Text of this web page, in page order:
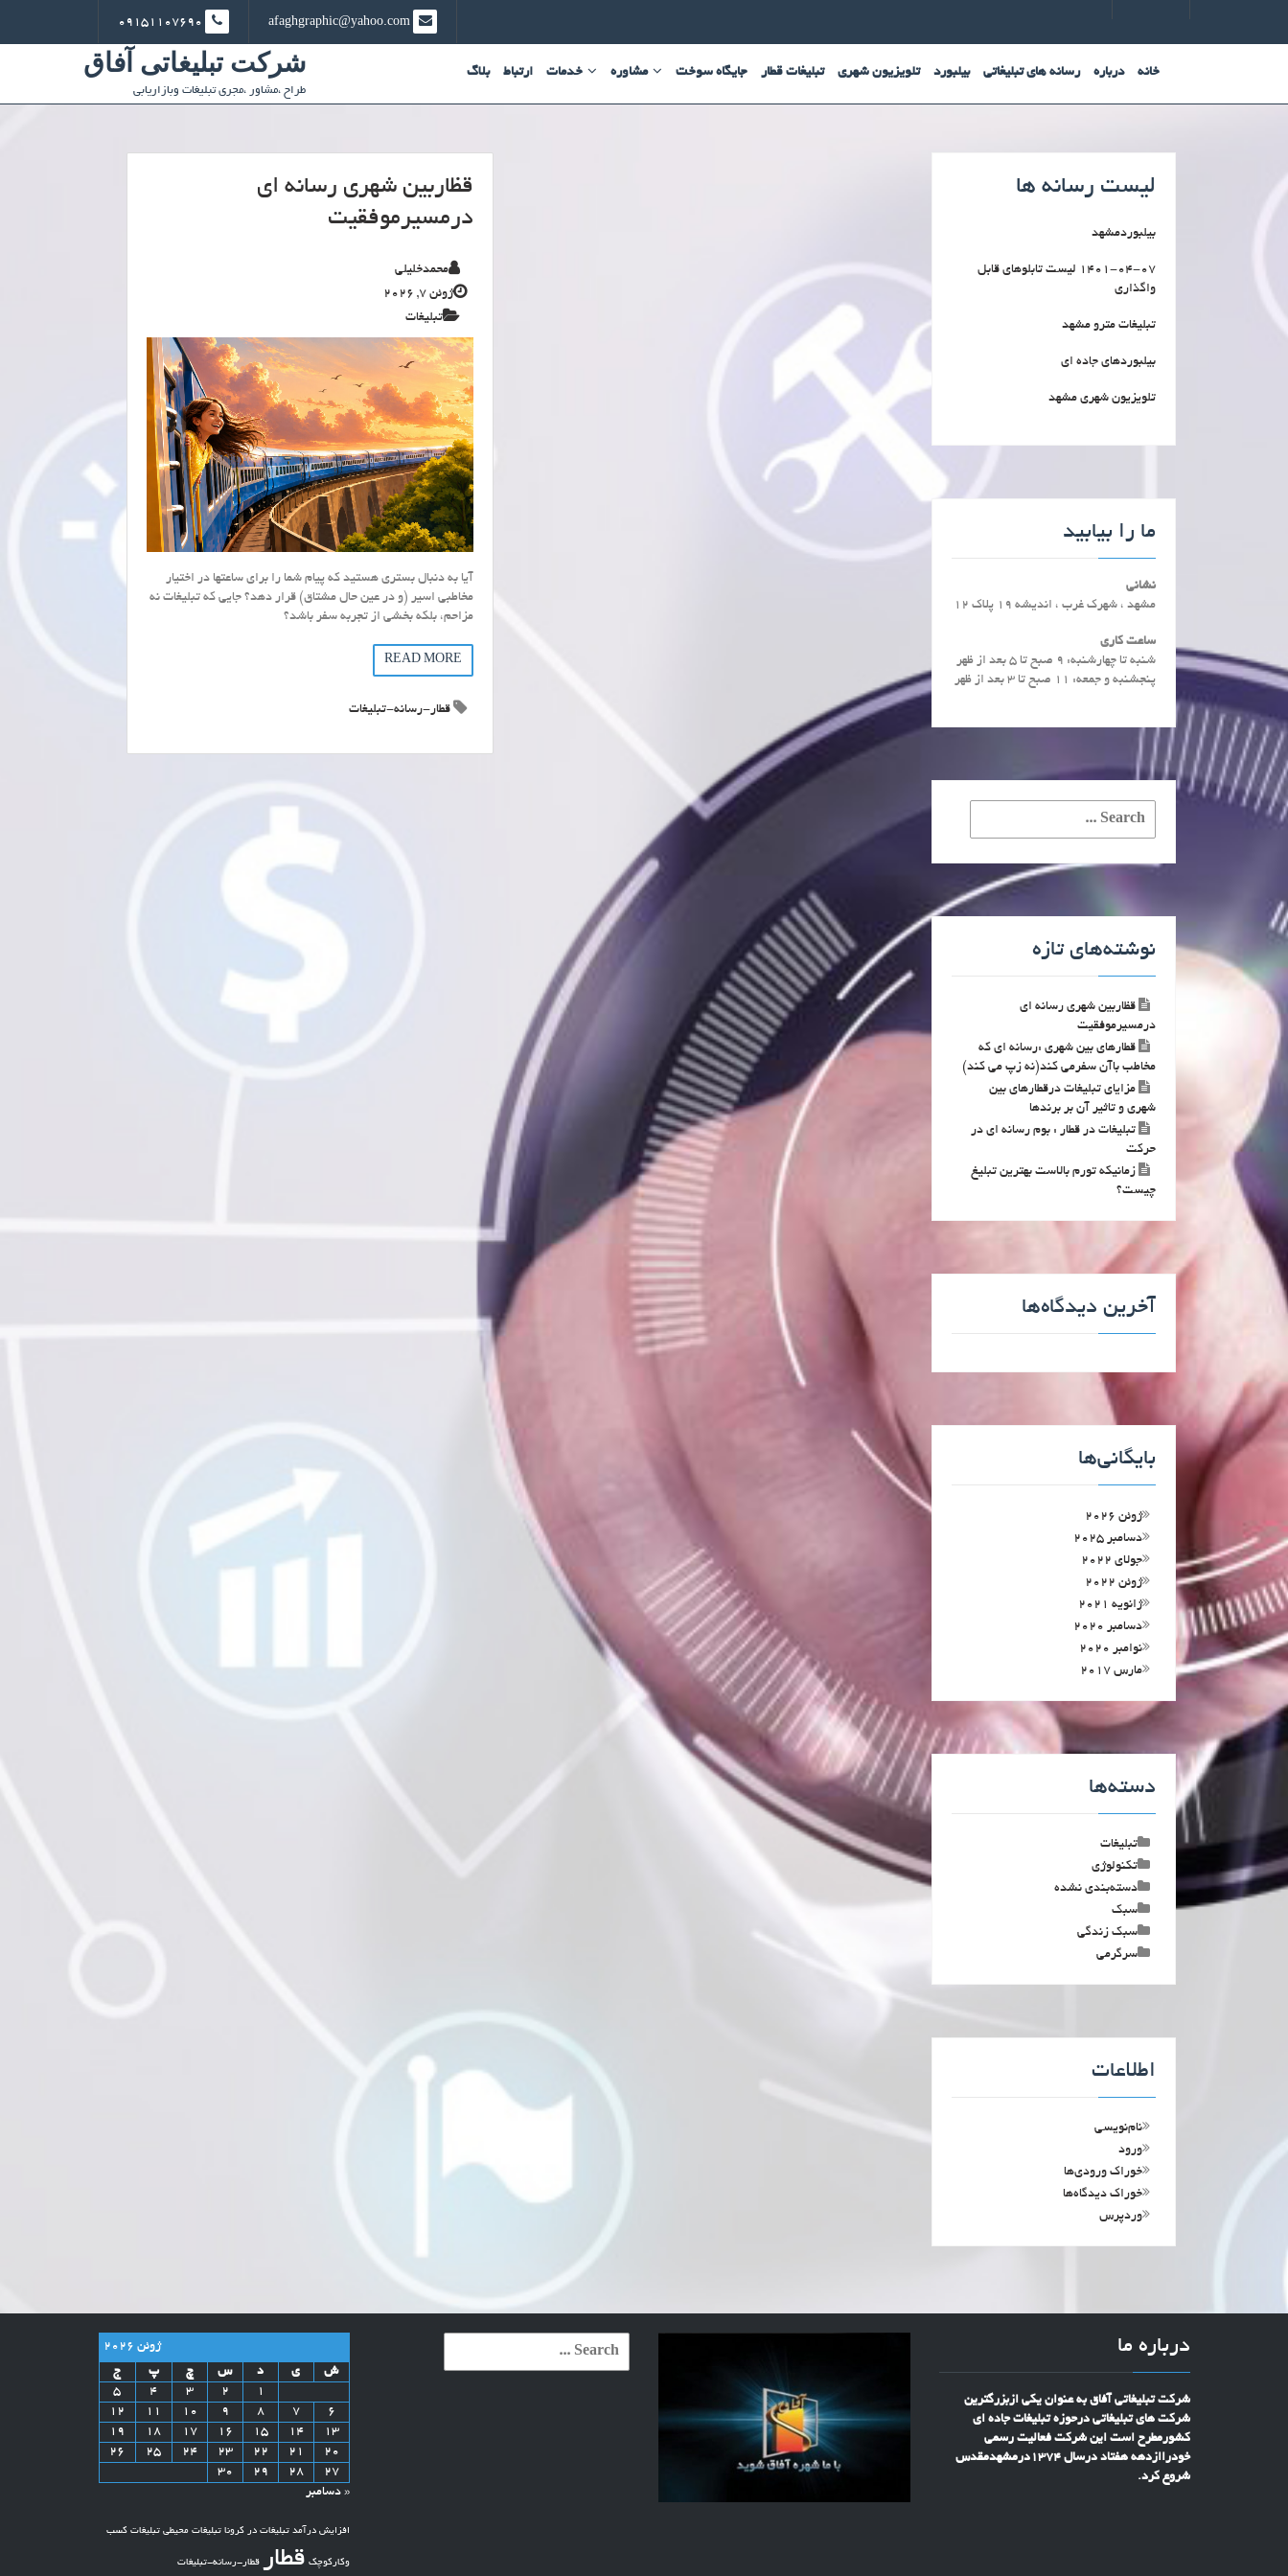
content
شرکت تبلیغاتی آفاق
طراح ،مشاور ،مجری تبلیغات وبازاریابی
بلاگ ارتباط خدمات مشاوره جایگاه سوخت تبلیغات قطار تلویزیون شهری بیلبورد رسانه های تبلیغاتی درباره خانه
قظاربین شهری رسانه ای
درمسیرموفقیت
محمدخلیلی
ژوئن 7, 2026
تبلیغات
آیا به دنبال بستری هستید که پیام شما را برای ساعتها در اختیار
مخاطبی اسیر (و در عین حال مشتاق) قرار دهد؟ جایی که تبلیغات نه
مزاحم، بلکه بخشی از تجربه سفر باشد؟
READ MORE
قطار-رسانه-تبلیغات
لیست رسانه ها
بیلبوردمشهد
1401-04-07 لیست تابلوهای قابل
واگذاری
تبلیغات مترو مشهد
بیلبوردهای جاده ای
تلویزیون شهری مشهد
ما را بیابید
نشانی
مشهد ، شهرک غرب ، اندیشه 19 پلاک 12
ساعت کاری
شنبه تا چهارشنبه: ۹ صبح تا ۵ بعد از ظهر
پنجشنبه و جمعه: ۱۱ صبح تا ۳ بعد از ظهر
Search
نوشته‌های تازه
قظاربین شهری رسانه ای
درمسیرموفقیت
قطارهای بین شهری :رسانه ای که
مخاطب باآن سفرمی کند(نه زپ می کند)
مزایای تبلیغات درقطارهای بین
شهری و تاثیر آن بر برندها
تبلیغات در قطار : بوم رسانه ای در
حرکت
زمانیکه تورم بالاست بهترین تبلیغ
چیست؟
آخرین دیدگاه‌ها
بایگانی‌ها
ژوئن 2026
دسامبر 2025
جولای 2022
ژوئن 2022
ژانویه 2021
دسامبر 2020
نوامبر 2020
مارس 2017
دسته‌ها
تبلیغات
تکنولوژی
دسته‌بندی نشده
سبک
سبک زندگی
سرگرمی
اطلاعات
نام‌نویسی
ورود
خوراک ورودی‌ها
خوراک دیدگاه‌ها
وردپرس
ژوئن 2026
ش
ی د س چ پ
ج
1
2
3
4
5
6
7
8
9
10
11
12
13
14
15
16
17
18
19
20
21
22
23
24
25
26
27
28
29
30
« دسامبر
Search
درباره ما
شرکت تبلیغاتی آفاق به عنوان یکی ازبزرگترین
شرکت های تبلیغاتی درحوزه تبلیغات جاده ای
کشورمطرح است این شرکت فعالیت رسمی
خودراازدهه هفتاد درسال 1374درمشهدمقدس
شروع کرد.
افزایش درآمد تبلیغات در کرونا تبلیغات محیطی تبلیغات کسب
وکارکوچک قطار قطار-رسانه-تبلیغات